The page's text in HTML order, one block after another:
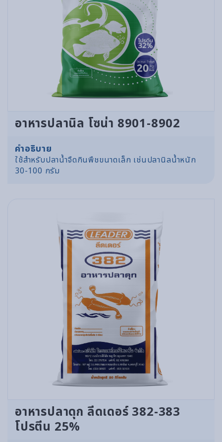
อาหารปลานิล โซน่า 8901-8902
คำอธิบาย
ใช้สำหรับปลาน้ำจืดกินพืชขนาดเล็ก เช่นปลานิลน้ำหนัก
30-100 กรัม
อาหารปลาดุก ลีดเดอร์ 382-383
โปรตีน 25%